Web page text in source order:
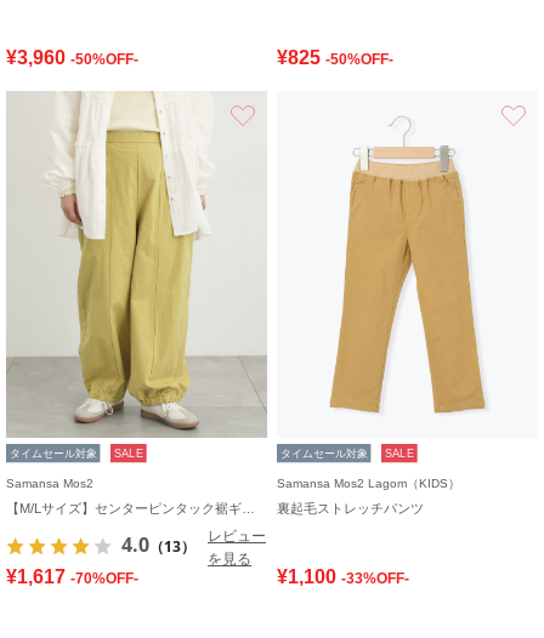
¥3,960 -50%OFF- ¥825 -50%OFF-
タイムセール対象 SALE
Samansa Mos2
4.0 （13）
レビュー
を見る
¥1,617 -70%OFF-
タイムセール対象 SALE
Samansa Mos2 Lagom（KIDS）
裏起毛ストレッチパンツ
¥1,100 -33%OFF-